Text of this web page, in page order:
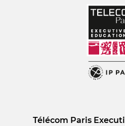
Télécom Paris